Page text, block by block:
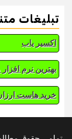
تبلیغات
اکسیر یاب
بهترین نرم
خرید هاست